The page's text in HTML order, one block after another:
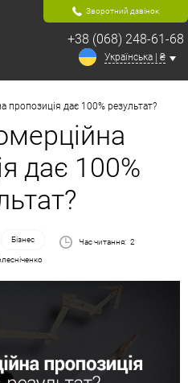
Зворотний дзвінок
+38 (068) 248-61-68
Українська | ₴
пропозиція дає 100% результат?
дає 100%
Бізнес Час читання: 2